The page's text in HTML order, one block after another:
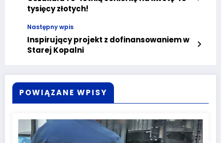
tysięcy złotych!
Następny wpis
Inspirujący projekt z dofinansowaniem w
Starej Kopalni
POWIĄZANE WPISY